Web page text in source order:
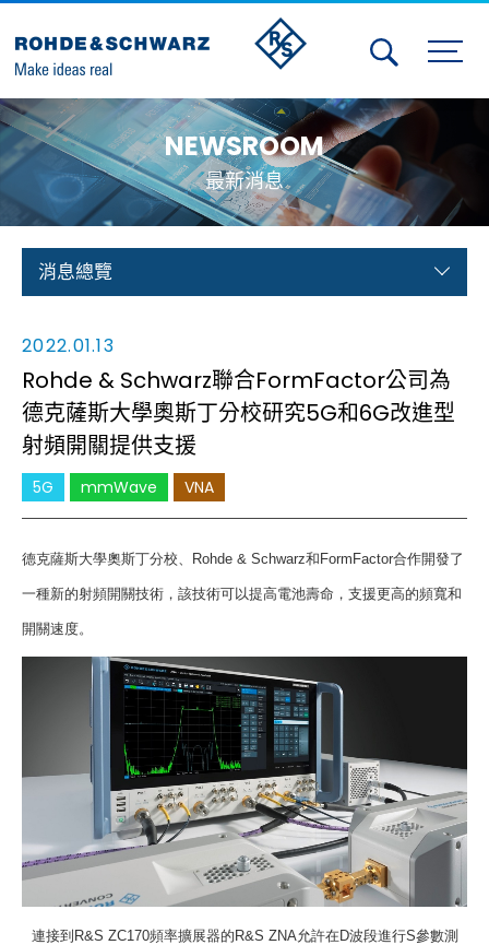
Activities
Contact Us
Member
Calendar
Test and Measurement
Aerospace | Defense | Security
Broadcast and Media
Cybersecurity
NEWSROOM
最新消息
消息總覽
2022.01.13
Rohde & Schwarz聯合FormFactor公司為
德克薩斯大學奧斯丁分校研究5G和6G改進型
射頻開關提供支援
5G mmWave VNA
德克薩斯大學奧斯丁分校、 Rohde & Schwarz和FormFactor合作開發了
一種新的射頻開關技術，該技術可以提高電池壽命，支援更高的頻寬和
開關速度。
連接到 R&S ZC170頻率擴展器的 R&S ZNA允許在D波段進行S參數測